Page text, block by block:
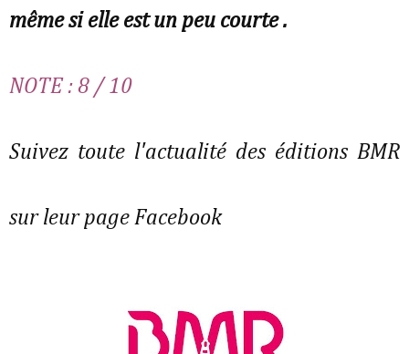
même si elle est un peu courte .
NOTE : 8 / 10
Suivez toute l'actualité des éditions BMR
sur leur page Facebook